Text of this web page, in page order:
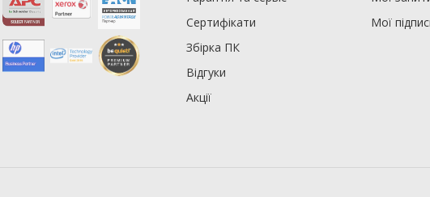
Сертифікати
Збірка ПК
Відгуки
Акції
Мої